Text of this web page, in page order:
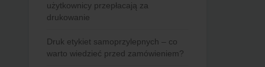
użytkownicy przepłacają za
drukowanie
Druk etykiet samoprzylepnych – co
warto wiedzieć przed zamówieniem?